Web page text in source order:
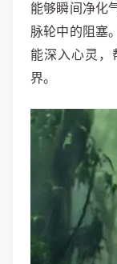
能够瞬间净化
脉轮中的阻塞
能深入心灵，
界。